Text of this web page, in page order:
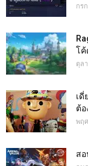
กร
โค้
ตุล
เ
ต้
พฤ
สอ